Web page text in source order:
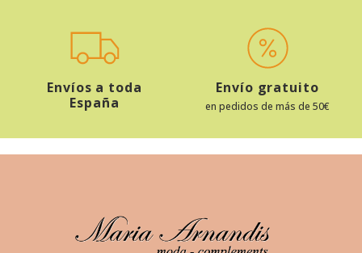
Envíos a toda
España
Envío gratuito
en pedidos de más de 50€